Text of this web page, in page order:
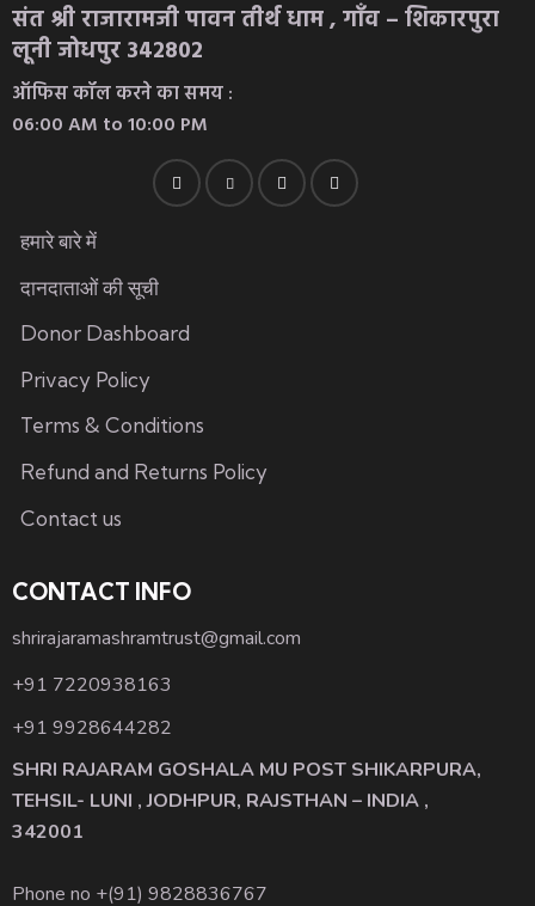
संत श्री राजारामजी पावन तीर्थ धाम , गाँव – शिकारपुरा
लूनी जोधपुर 342802
ऑफिस कॉल करने का समय :
06:00 AM to 10:00 PM
हमारे बारे में
दानदाताओं की सूची
Donor Dashboard
Privacy Policy
Terms & Conditions
Refund and Returns Policy
Contact us
CONTACT INFO
shrirajaramashramtrust@gmail.com
+91 7220938163
+91 9928644282
SHRI RAJARAM GOSHALA MU POST SHIKARPURA,
TEHSIL- LUNI , JODHPUR, RAJSTHAN – INDIA ,
342001
Phone no +(91) 9828836767